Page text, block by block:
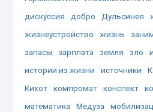
дискуссия
добро Дульсинея
жизнеустройство
жизнь
запасы
зарплата земля зло
истории из жизни
источники
Кихот
компромат конспект
математика
Медуза